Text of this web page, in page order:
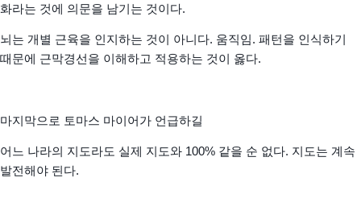
화라는 것에 의문을 남기는 것이다.
뇌는 개별 근육을 인지하는 것이 아니다. 움직임. 패턴을 인식하기
때문에 근막경선을 이해하고 적용하는 것이 옳다.
마지막으로 토마스 마이어가 언급하길
어느 나라의 지도라도 실제 지도와 100% 같을 순 없다. 지도는 계속
발전해야 된다.